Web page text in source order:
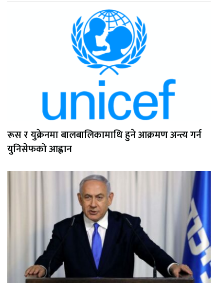
रूस र युक्रेनमा बालबालिकामाथि हुने आक्रमण अन्त्य गर्न
युनिसेफको आह्वान